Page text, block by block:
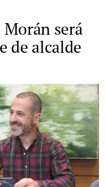
será
de alcalde